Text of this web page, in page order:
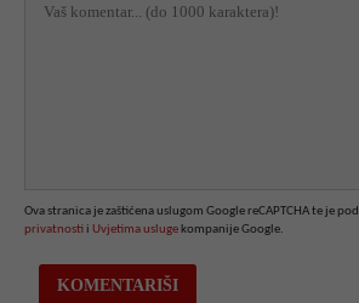
Ova stranica je zaštićena uslugom Google reCAPTCHA te je
privatnosti i Uvjetima usluge kompanije Google.